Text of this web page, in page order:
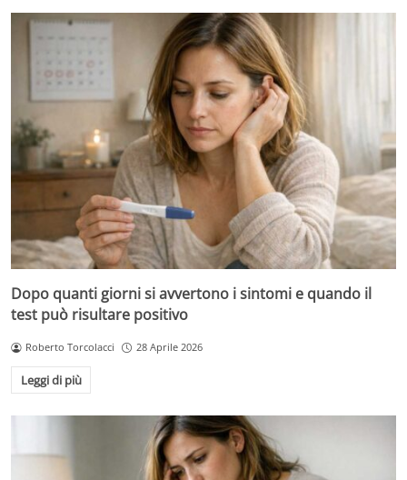
Dopo quanti giorni si avvertono i sintomi e quando il
test può risultare positivo
Roberto Torcolacci 28 Aprile 2026
Leggi di più